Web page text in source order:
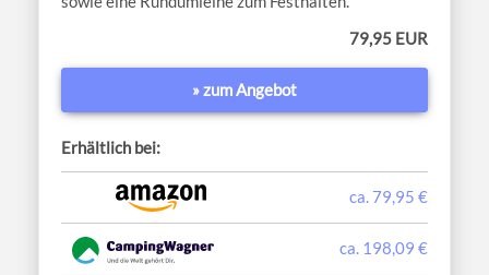
79,95 EUR
» zum Angebot
Erhältlich bei:
ca. 79,95 €
ca. 198,09 €